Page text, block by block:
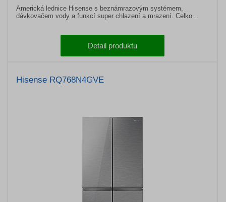
Americká lednice Hisense s beznámrazovým systémem,
dávkovačem vody a funkcí super chlazení a mrazení. Celko...
Detail produktu
Hisense RQ768N4GVE